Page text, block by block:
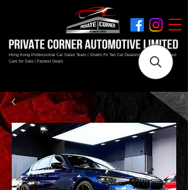
Hong Kong Professional Car Sales Team | Shatin Fo Tan Car Dealership | New and Used
Cars for Sale | Fastest Deals